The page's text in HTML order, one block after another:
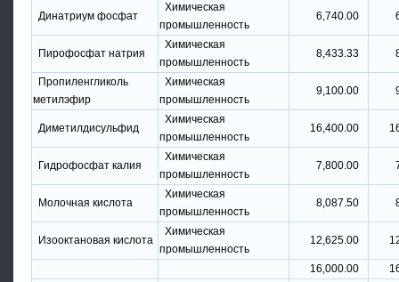
Динатриум фосфат
Химическая
промышленность
6,740.00
Пирофосфат натрия
Химическая
промышленность
8,433.33
Пропиленгликоль
метилэфир
Химическая
промышленность
9,100.00
Диметилдисульфид
Химическая
промышленность
16,400.00
Гидрофосфат калия
Химическая
промышленность
7,800.00
Молочная кислота
Химическая
промышленность
8,087.50
Изооктановая кислота
Химическая
промышленность
12,625.00
16,000.00